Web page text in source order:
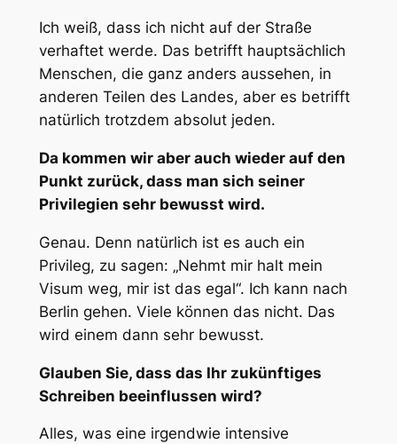
Ich weiß, dass ich nicht auf der Straße
verhaftet werde. Das betrifft hauptsächlich
Menschen, die ganz anders aussehen, in
anderen Teilen des Landes, aber es betrifft
natürlich trotzdem absolut jeden.
Da kommen wir aber auch wieder auf den
Punkt zurück, dass man sich seiner
Privilegien sehr bewusst wird.
Genau. Denn natürlich ist es auch ein
Privileg, zu sagen: „Nehmt mir halt mein
Visum weg, mir ist das egal“. Ich kann nach
Berlin gehen. Viele können das nicht. Das
wird einem dann sehr bewusst.
Glauben Sie, dass das Ihr zukünftiges
Schreiben beeinflussen wird?
Alles, was eine irgendwie intensive